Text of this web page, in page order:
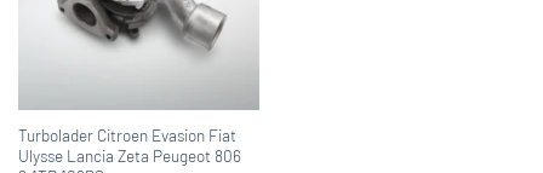
Turbolader Citroen Evasion Fiat
Ulysse Lancia Zeta Peugeot 806